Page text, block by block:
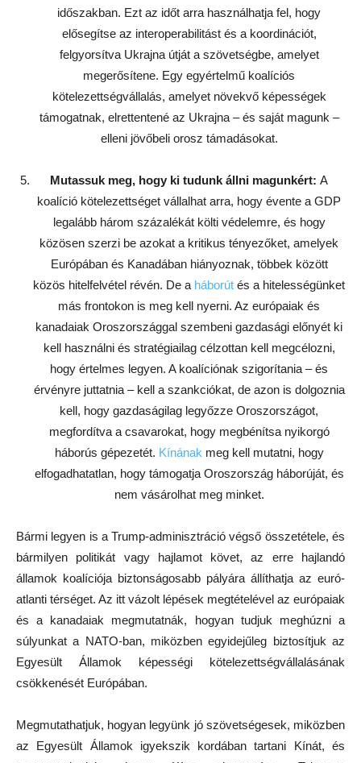
időszakban. Ezt az időt arra használhatja fel, hogy
elősegítse az interoperabilitást és a koordinációt,
felgyorsítva Ukrajna útját a szövetségbe, amelyet
megerősítene. Egy egyértelmű koalíciós
kötelezettségvállalás, amelyet növekvő képességek
támogatnak, elrettentené az Ukrajna – és saját magunk –
elleni jövőbeli orosz támadásokat.
Mutassuk meg, hogy ki tudunk állni magunkért: A
koalíció kötelezettséget vállalhat arra, hogy évente a GDP
legalább három százalékát költi védelemre, és hogy
közösen szerzi be azokat a kritikus tényezőket, amelyek
Európában és Kanadában hiányoznak, többek között
közös hitelfelvétel révén. De a háborút és a hitelességünket
más frontokon is meg kell nyerni. Az európaiak és
kanadaiak Oroszországgal szembeni gazdasági előnyét ki
kell használni és stratégiailag célzottan kell megcélozni,
hogy értelmes legyen. A koalíciónak szigorítania – és
érvényre juttatnia – kell a szankciókat, de azon is dolgoznia
kell, hogy gazdaságilag legyőzze Oroszországot,
megfordítva a csavarokat, hogy megbénítsa nyikorgó
háborús gépezetét. Kínának meg kell mutatni, hogy
elfogadhatatlan, hogy támogatja Oroszország háborúját, és
nem vásárolhat meg minket.
Bármi legyen is a Trump-adminisztráció végső összetétele, és
bármilyen politikát vagy hajlamot követ, az erre hajlandó
államok koalíciója biztonságosabb pályára állíthatja az euró-
atlanti térséget. Az itt vázolt lépések megtételével az európaiak
és a kanadaiak megmutatnák, hogyan tudjuk meghúzni a
súlyunkat a NATO-ban, miközben egyidejűleg biztosítjuk az
Egyesült Államok képességi kötelezettségvállalásának
csökkenését Európában.
Megmutathatjuk, hogyan legyünk jó szövetségesek, miközben
az Egyesült Államok igyekszik kordában tartani Kínát, és